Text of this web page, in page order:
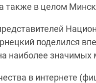
также в целом
поделился
наиболее значимых
в интернете